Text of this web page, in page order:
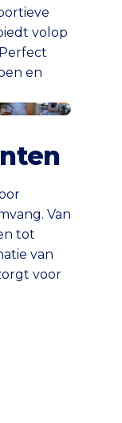
volop
en
Van
tot
van
voor